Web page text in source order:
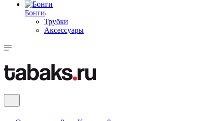
Бонги
Трубки
Аксессуары